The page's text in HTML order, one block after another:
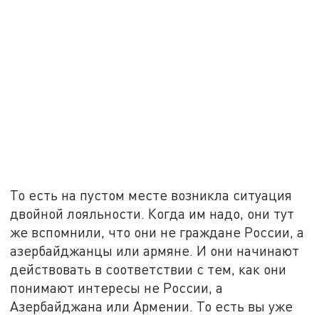
То есть на пустом месте возникла ситуация
двойной лояльности. Когда им надо, они тут
же вспомнили, что они не граждане России, а
азербайджанцы или армяне. И они начинают
действовать в соответствии с тем, как они
понимают интересы не России, а
Азербайджана или Армении. То есть вы уже